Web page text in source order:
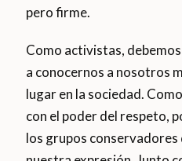
pero firme.
Como activistas,
a conocernos a nosotros
lugar en la sociedad.
con el poder del respeto,
los grupos